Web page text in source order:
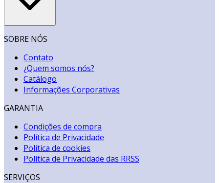
SOBRE NÓS
Contato
¿Quem somos nós?
Catálogo
Informações Corporativas
GARANTIA
Condições de compra
Política de Privacidade
Política de cookies
Política de Privacidade das RRSS
SERVIÇOS